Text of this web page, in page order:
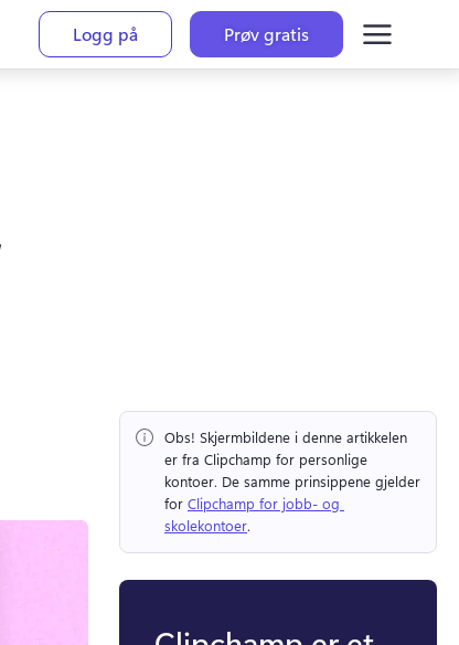
Logg på
Prøv gratis
Obs! Skjermbildene i denne artikkelen
er fra Clipchamp for personlige
kontoer. De samme prinsippene gjelder
for Clipchamp for jobb- og
skolekontoer.